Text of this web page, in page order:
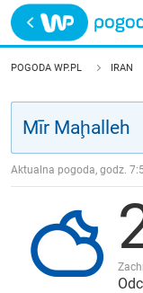
Trwa ładowanie
POLSKA
JAKOŚĆ POWIETRZA
POGODA WP.PL IRAN
Aktualna pogoda, godz.